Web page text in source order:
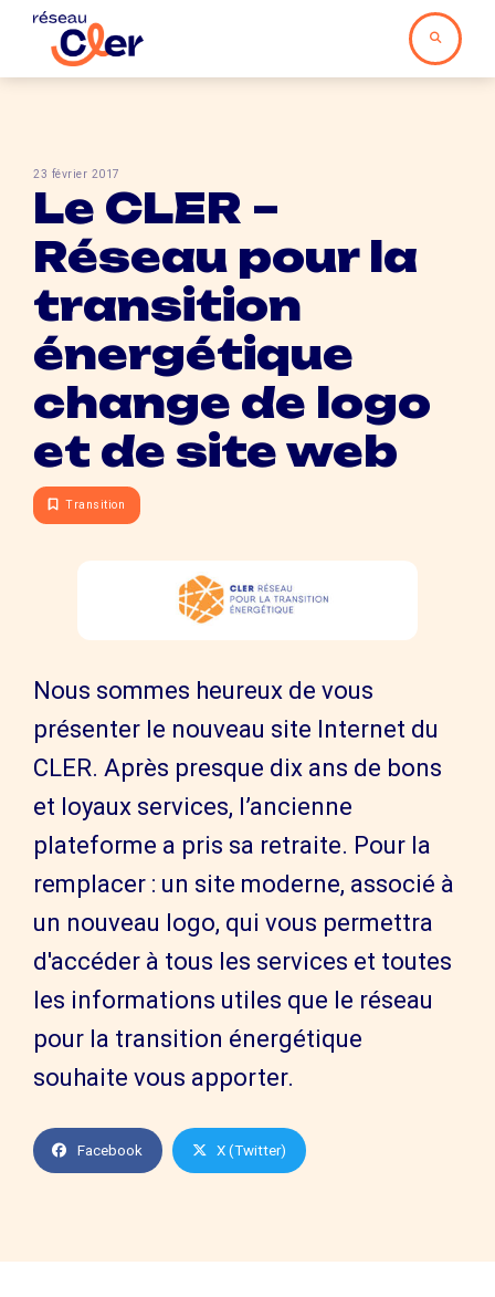
23 février 2017
Le CLER –
Réseau pour la
transition
énergétique
change de logo
et de site web
Transition
Nous sommes heureux de vous
présenter le nouveau site Internet du
CLER. Après presque dix ans de bons
et loyaux services, l’ancienne
plateforme a pris sa retraite. Pour la
remplacer : un site moderne, associé à
un nouveau logo, qui vous permettra
d'accéder à tous les services et toutes
les informations utiles que le réseau
pour la transition énergétique
souhaite vous apporter.
Facebook X (Twitter)